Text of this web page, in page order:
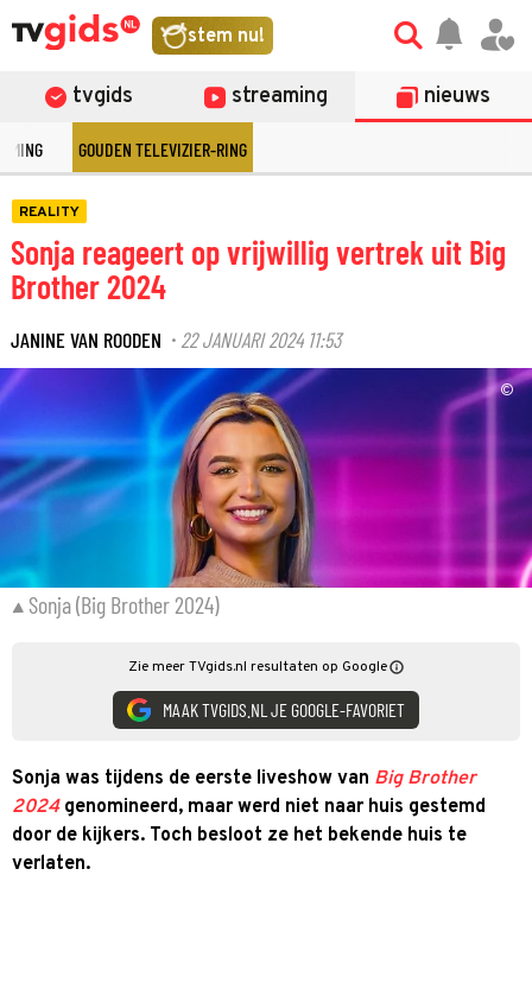
stem nu!
tvgids streaming nieuws
GOUDEN TELEVIZIER-RING
REALITY
Sonja reageert op vrijwillig vertrek uit Big
Brother 2024
JANINE VAN ROODEN · 22 JANUARI 2024 11:53
©
Sonja (Big Brother 2024)
Zie meer TVgids.nl resultaten op Google
MAAK TVGIDS.NL JE GOOGLE-FAVORIET
Sonja was tijdens de eerste liveshow van Big Brother
2024genomineerd, maar werd niet naar huis gestemd
door de kijkers. Toch besloot ze het bekende huis te
verlaten.